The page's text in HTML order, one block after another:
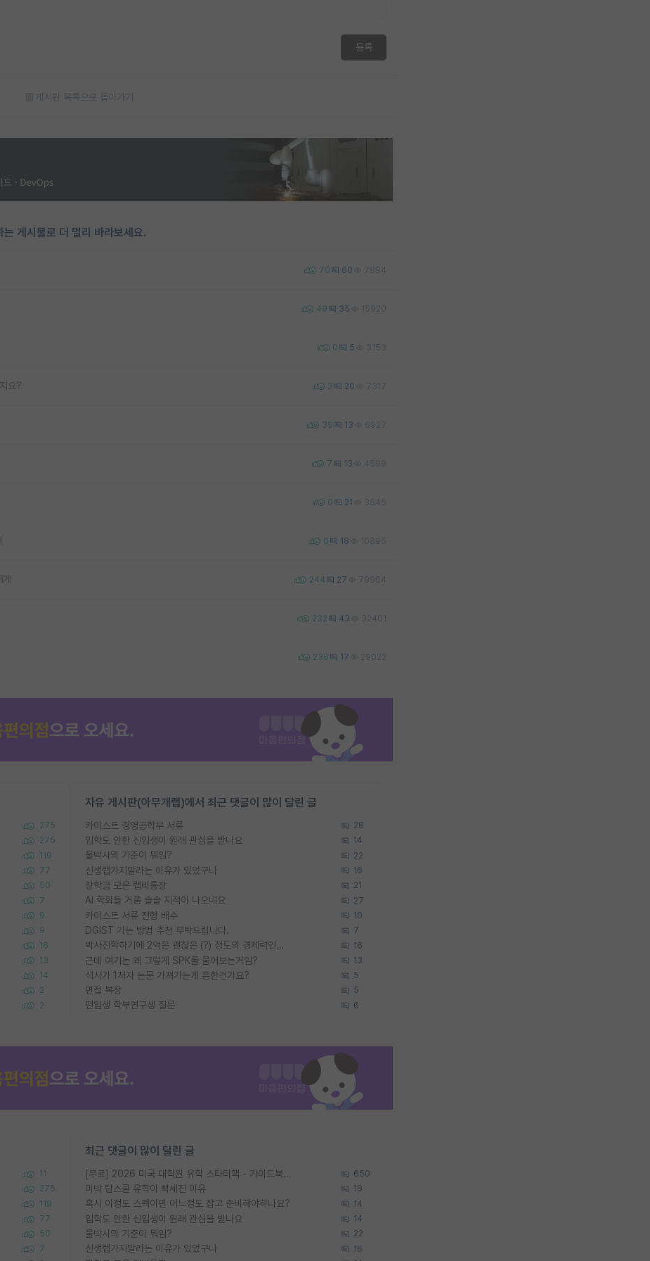
등록
게시판 목록으로 돌아가기
게시물로 더 멀리 바라보세요.
70 60 7894
49 35 15920
0 5 3153
요? 3 20 7317
39 13 6927
7 13 4599
0 21 3645
0 18 10895
244 27 79964
232 43 32401
236 17 29022
275
275
119
77
50
7
9
9
16
13
14
2
2
자유 게시판(아무개랩)에서 최근 댓글이 많이 달린 글
카이스트 경영공학부 서류 28
입학도 안한 신입생이 원래 관심을 받나요 14
물박사의 기준이 뭐임? 22
신생랩가지말라는 이유가 있었구나 16
장학금 모은 랩비통장 21
AI 학회들 거품 슬슬 지적이 나오네요 27
카이스트 서류 전형 배수 10
DGIST 가는 방법 추천 부탁드립니다. 7
박사진학하기에 2억은 괜찮은 (?) 정도의 경제력인가요 16
근데 여기는 왜 그렇게 SPK를 물어보는거임? 13
석사가 1저자 논문 가져가는게 흔한건가요? 5
면접 복장 5
편입생 학부연구생 질문 6
11
275
119
77
50
7
최근 댓글이 많이 달린 글
[무료] 2026 미국 대학원 유학 스타터팩 - 가이드북 & 합격자 컨택메일 템플릿 650
미박 탑스쿨 유학이 빡세진 이유 19
혹시 이정도 스펙이면 어느정도 잡고 준비해야하나요? 14
입학도 안한 신입생이 원래 관심을 받나요 14
물박사의 기준이 뭐임? 22
신생랩가지말라는 이유가 있었구나 16